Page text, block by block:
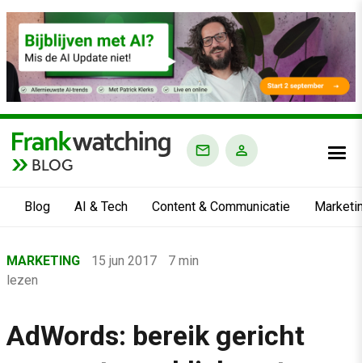
BLOG
Blog AI & Tech Content & Communicatie
›
Marketing
MARKETING 15 jun 2017
7 min
lezen
AdWords: bereik gericht